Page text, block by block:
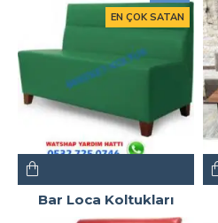
EN ÇOK SATAN
Bar Loca Koltukları